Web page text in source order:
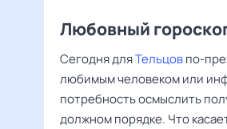
Любовный
Сегодня дляТельцовпо-
любимым человеком или
потребность осмыслить
должном порядке. Что